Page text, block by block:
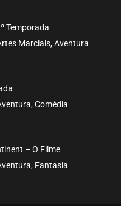
Temporada
Marciais, Aventura
Comédia
– O Filme
Fantasia